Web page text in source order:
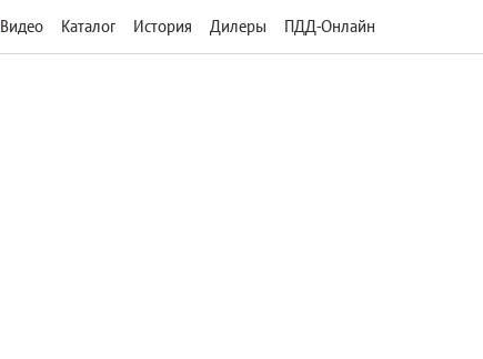
Видео Каталог История Дилеры ПДД-Онлайн